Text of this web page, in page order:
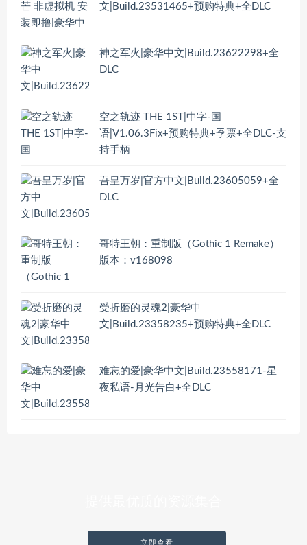
文|Build.23531465+预购特典+全DLC
神之军火|豪华中文|Build.23622298+全
DLC
空之轨迹 THE 1ST|中字-国
语|V1.06.3Fix+预购特典+季票+全DLC-支
持手柄
吾皇万岁|官方中文|Build.23605059+全
DLC
哥特王朝：重制版（Gothic 1 Remake）
版本：v168098
受折磨的灵魂2|豪华中
文|Build.23358235+预购特典+全DLC
难忘的爱|豪华中文|Build.23558171-星
夜私语-月光告白+全DLC
立即查看